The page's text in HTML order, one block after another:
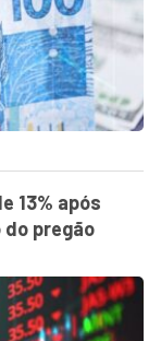
13% após
do pregão